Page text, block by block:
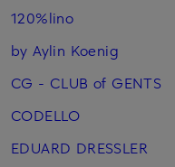
120%lino
by Aylin Koenig
CG - CLUB of GENTS
CODELLO
EDUARD DRESSLER